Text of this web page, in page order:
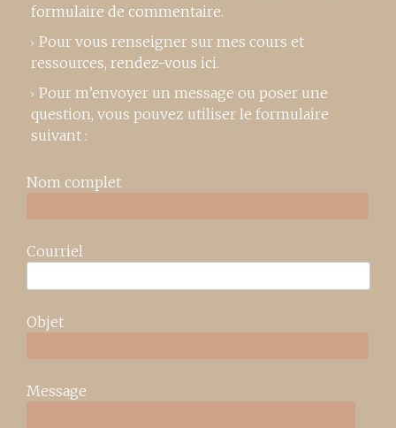
formulaire de commentaire.
Pour vous renseigner sur mes cours et
ressources, rendez-vous ici.
Pour m’envoyer un message ou poser une
question, vous pouvez utiliser le formulaire
suivant :
Nom complet
Courriel
Objet
Message